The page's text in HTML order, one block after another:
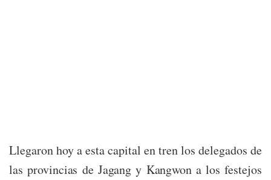
Llegaron hoy a esta capital en tren los delegados de
las provincias de Jagang y Kangwon a los festejos